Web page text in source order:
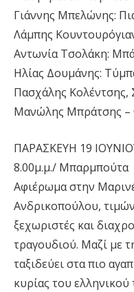
Γιάννης Μπελώνης:
Λάμπης
Αντωνία Τσολάκη:
Ηλίας Δουμάνης:
Πασχάλης
Μανώλης Μπράτσης –
ΠΑΡΑΣΚΕΥΗ 19
8.00μ.μ./ Μπαρμπούτα
Αφιέρωμα στην
Ανδρικοπούλου,
ξεχωριστές και
τραγουδιού. Μαζί με
ταξιδεύει στα πιο
κυρίας του